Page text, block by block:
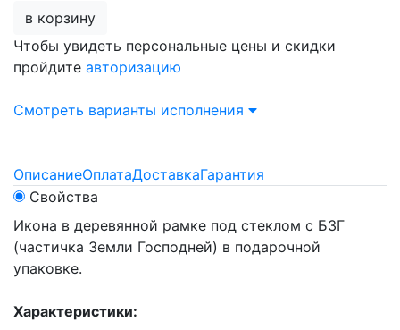
в корзину
Чтобы увидеть персональные цены и скидки
пройдите авторизацию
Смотреть варианты исполнения
ОписаниеОплатаДоставкаГарантия
Свойства
Икона в деревянной рамке под стеклом с БЗГ
(частичка Земли Господней) в подарочной
упаковке.
Характеристики: